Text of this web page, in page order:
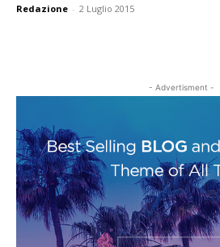
Redazione - 2 Luglio 2015
- Advertisment -